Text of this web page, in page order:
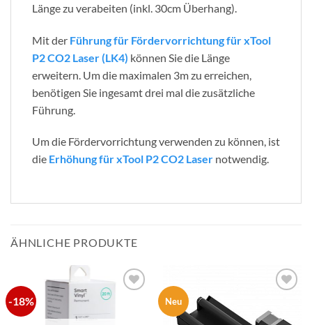
Länge zu verabeiten (inkl. 30cm Überhang).
Mit der Führung für Fördervorrichtung für xTool
P2 CO2 Laser (LK4) können Sie die Länge
erweitern. Um die maximalen 3m zu erreichen,
benötigen Sie ingesamt drei mal die zusätzliche
Führung.
Um die Fördervorrichtung verwenden zu können, ist
die Erhöhung für xTool P2 CO2 Laser notwendig.
ÄHNLICHE PRODUKTE
-18% Neu
Wunschliste
hinzufügen